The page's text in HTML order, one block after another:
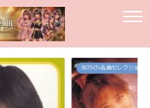
80`90's名曲セレクション